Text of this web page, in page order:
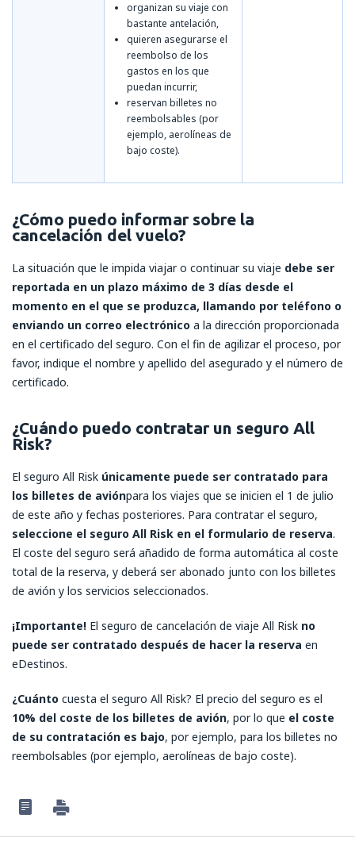
organizan su viaje con
bastante antelación,
quieren asegurarse el
reembolso de los
gastos en los que
puedan incurrir,
reservan billetes no
reembolsables (por
ejemplo, aerolíneas de
bajo coste).
¿Cómo puedo informar sobre la
cancelación del vuelo?
La situación que le impida viajar o continuar su viaje debe ser
reportada en un plazo máximo de 3 días desde el
momento en el que se produzca, llamando por teléfono o
enviando un correo electrónico a la dirección proporcionada
en el certificado del seguro. Con el fin de agilizar el proceso, por
favor, indique el nombre y apellido del asegurado y el número de
certificado.
¿Cuándo puedo contratar un seguro All
Risk?
El seguro All Risk únicamente puede ser contratado para
los billetes de aviónpara los viajes que se inicien el 1 de julio
de este año y fechas posteriores. Para contratar el seguro,
seleccione el seguro All Risk en el formulario de reserva.
El coste del seguro será añadido de forma automática al coste
total de la reserva, y deberá ser abonado junto con los billetes
de avión y los servicios seleccionados.
¡Importante! El seguro de cancelación de viaje All Risk no
puede ser contratado después de hacer la reserva en
eDestinos.
¿Cuánto cuesta el seguro All Risk? El precio del seguro es el
10% del coste de los billetes de avión, por lo que el coste
de su contratación es bajo, por ejemplo, para los billetes no
reembolsables (por ejemplo, aerolíneas de bajo coste).